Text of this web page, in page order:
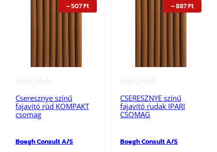
–507Ft
Cseresznye színű
fajavító rúd KOMPAKT
csomag
Boegh Consult A/S
–887Ft
CSERESZNYE színű
fajavító rudak IPARI
CSOMAG
Boegh Consult A/S